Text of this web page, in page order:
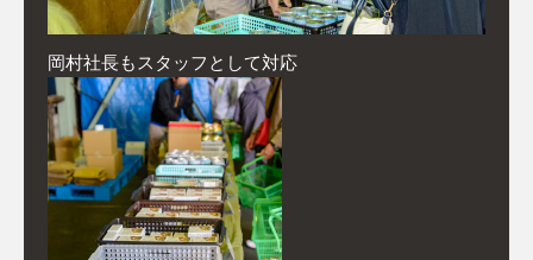
岡村社長もスタッフとして対応